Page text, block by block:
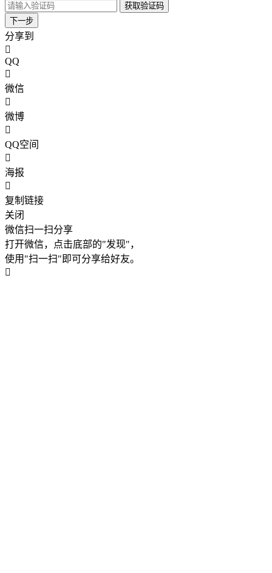
获取验证码
下一步
分享到
QQ
微信
微博
QQ空间
海报
复制链接
关闭
微信扫一扫分享
打开微信，点击底部的"发现"，
使用"扫一扫"即可分享给好友。